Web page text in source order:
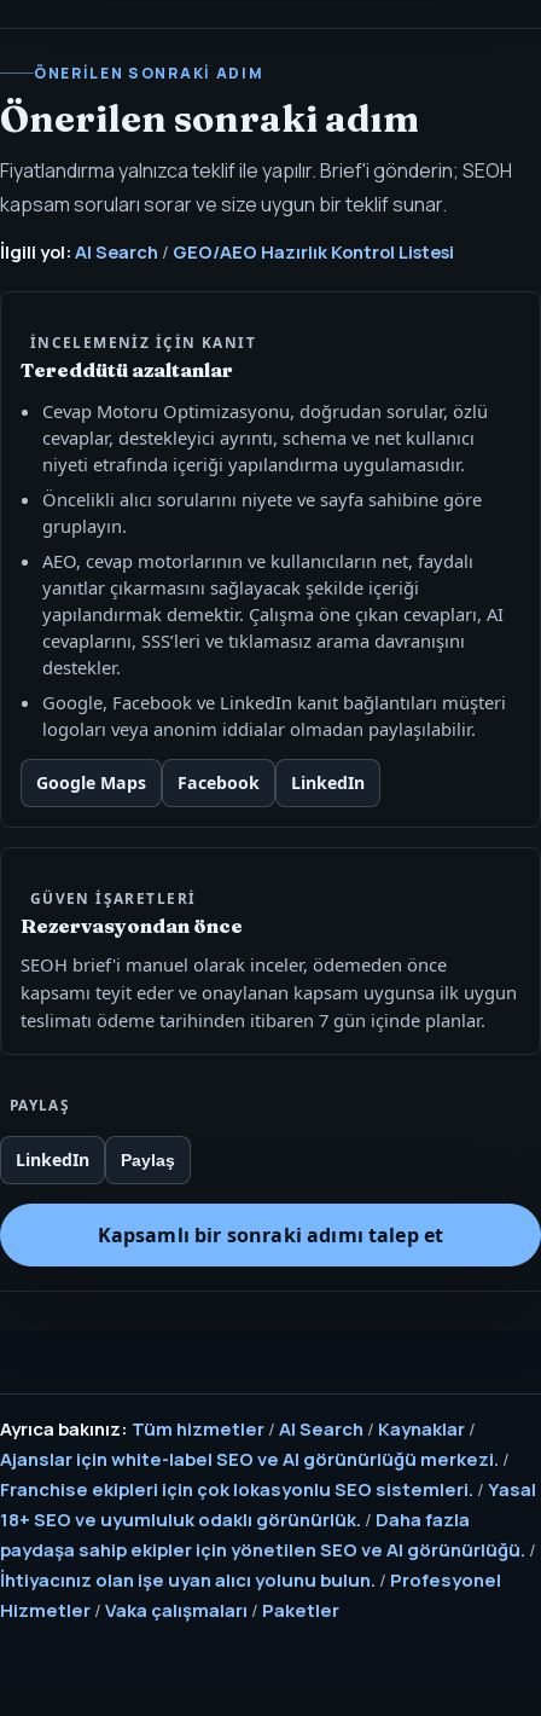
ÖNERILEN SONRAKI ADIM
Önerilen sonraki adım
Fiyatlandırma yalnızca teklif ile yapılır. Brief'i gönderin; SEOH
kapsam soruları sorar ve size uygun bir teklif sunar.
İlgili yol: AI Search / GEO/AEO Hazırlık Kontrol Listesi
İNCELEMENIZ IÇIN KANIT
Tereddütü azaltanlar
Cevap Motoru Optimizasyonu, doğrudan sorular, özlü
cevaplar, destekleyici ayrıntı, schema ve net kullanıcı
niyeti etrafında içeriği yapılandırma uygulamasıdır.
Öncelikli alıcı sorularını niyete ve sayfa sahibine göre
gruplayın.
AEO, cevap motorlarının ve kullanıcıların net, faydalı
yanıtlar çıkarmasını sağlayacak şekilde içeriği
yapılandırmak demektir. Çalışma öne çıkan cevapları, AI
cevaplarını, SSS’leri ve tıklamasız arama davranışını
destekler.
Google, Facebook ve LinkedIn kanıt bağlantıları müşteri
logoları veya anonim iddialar olmadan paylaşılabilir.
Google Maps Facebook LinkedIn
GÜVEN IŞARETLERI
Rezervasyondan önce
SEOH brief'i manuel olarak inceler, ödemeden önce
kapsamı teyit eder ve onaylanan kapsam uygunsa ilk uygun
teslimatı ödeme tarihinden itibaren 7 gün içinde planlar.
PAYLAŞ
LinkedIn Paylaş
Kapsamlı bir sonraki adımı talep et
Ayrıca bakınız: Tüm hizmetler / AI Search / Kaynaklar /
Ajanslar için white-label SEO ve AI görünürlüğü merkezi. /
Franchise ekipleri için çok lokasyonlu SEO sistemleri. / Yasal
18+ SEO ve uyumluluk odaklı görünürlük. / Daha fazla
paydaşa sahip ekipler için yönetilen SEO ve AI görünürlüğü. /
İhtiyacınız olan işe uyan alıcı yolunu bulun. / Profesyonel
Hizmetler / Vaka çalışmaları / Paketler